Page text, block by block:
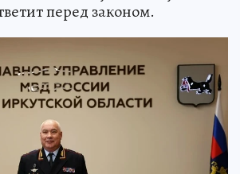
перед законом.